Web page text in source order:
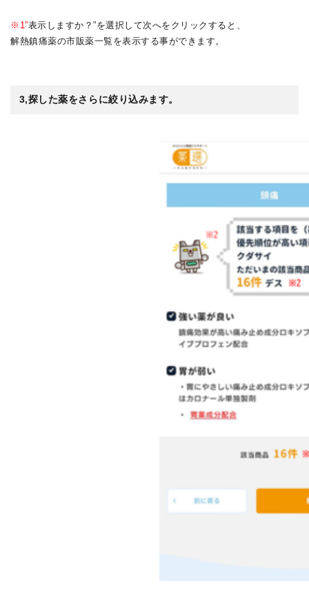
※1”表示しますか？”を選択して次へをクリックすると、
解熱鎮痛薬の市販薬一覧を表示する事ができます。
3,探した薬をさらに絞り込みます。